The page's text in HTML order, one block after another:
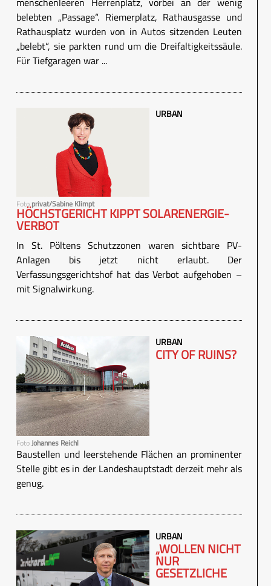
belebten „Passage“. Riemerplatz, Rathausgasse und
Rathausplatz wurden von in Autos sitzenden Leuten
„belebt“, sie parkten rund um die Dreifaltigkeitssäule.
Für Tiefgaragen war ...
Foto privat/Sabine Klimpt
URBAN
HÖCHSTGERICHT KIPPT SOLARENERGIE-
VERBOT
In St. Pöltens Schutzzonen waren sichtbare PV-
Anlagen bis jetzt nicht erlaubt. Der
Verfassungsgerichtshof hat das Verbot aufgehoben –
mit Signalwirkung.
FotoJohannes Reichl
URBAN
CITY OF RUINS?
Baustellen und leerstehende Flächen an prominenter
Stelle gibt es in der Landeshauptstadt derzeit mehr als
genug.
URBAN
„WOLLEN NICHT
NUR
GESETZLICHE